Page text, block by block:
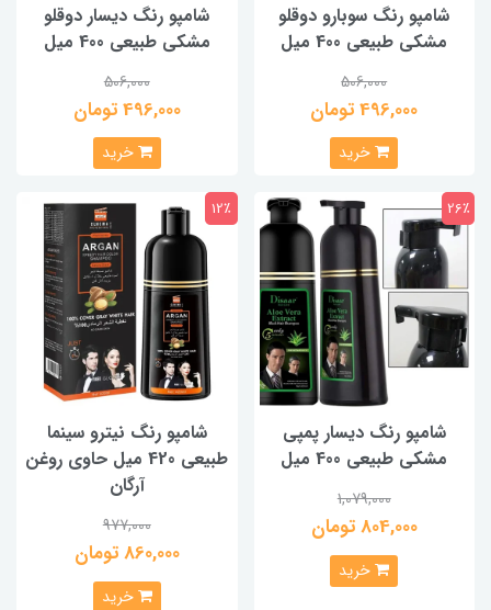
شامپو رنگ سوبارو دوقلو
مشکی طبیعی 400 میل
506,000
496,000 تومان
خرید
شامپو رنگ دیسار دوقلو
مشکی طبیعی 400 میل
506,000
496,000 تومان
خرید
شامپو رنگ دیسار پمپی
مشکی طبیعی 400 میل
1,079,000
804,000 تومان
26٪
خرید
شامپو رنگ نیترو سینما
طبیعی 420 میل حاوی روغن
آرگان
977,000
860,000 تومان
12٪
خرید